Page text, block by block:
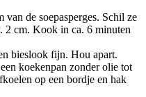
de soepasperges. Schil ze
2 cm. Kook in ca. 6 minuten
bieslook fijn. Hou apart.
koekenpan zonder olie tot
op een bordje en hak